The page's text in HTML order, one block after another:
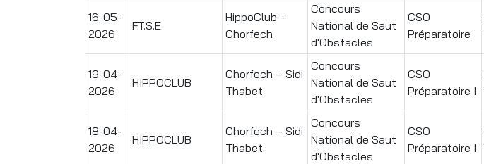
16-05-
2026
F.T.S.E
HippoClub –
Chorfech
Concours
National de Saut
d'Obstacles
CSO
Préparatoire
19-04-
2026
HIPPOCLUB
Chorfech – Sidi
Thabet
Concours
National de Saut
d'Obstacles
CSO
Préparatoire I
18-04-
2026
HIPPOCLUB
Chorfech – Sidi
Thabet
Concours
National de Saut
d'Obstacles
CSO
Préparatoire I